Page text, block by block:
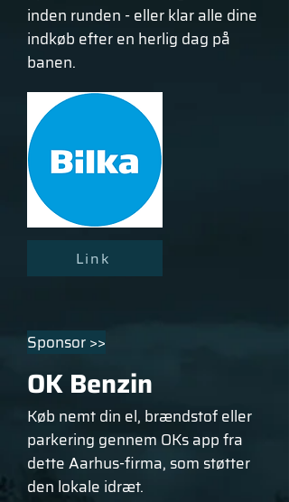
inden runden - eller klar alle dine
indkøb efter en herlig dag på
banen.
Link
Sponsor >>
OK Benzin
Køb nemt din el, brændstof eller
parkering gennem OKs app fra
dette Aarhus-firma, som støtter
den lokale idræt.